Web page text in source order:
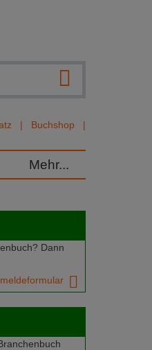
Buchshop
Mehr...
Dann